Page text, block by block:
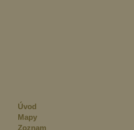
Úvod
Mapy
Zoznam